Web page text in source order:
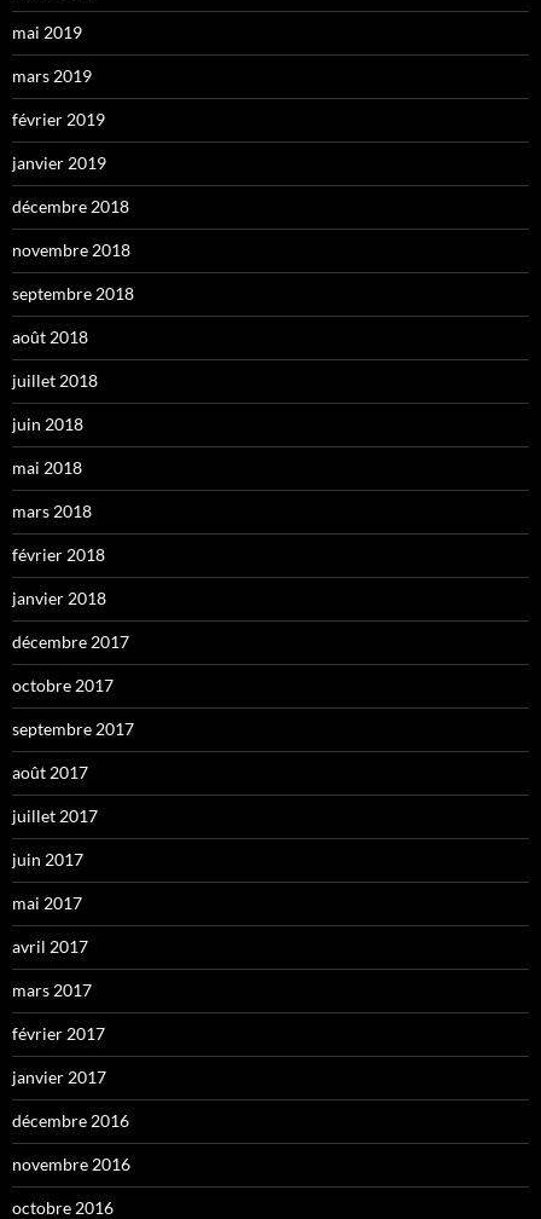
mai 2019
mars 2019
février 2019
janvier 2019
décembre 2018
novembre 2018
septembre 2018
août 2018
juillet 2018
juin 2018
mai 2018
mars 2018
février 2018
janvier 2018
décembre 2017
octobre 2017
septembre 2017
août 2017
juillet 2017
juin 2017
mai 2017
avril 2017
mars 2017
février 2017
janvier 2017
décembre 2016
novembre 2016
octobre 2016